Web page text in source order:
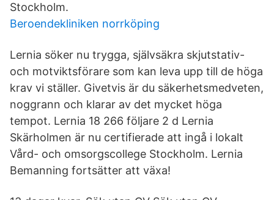
Stockholm.
Beroendekliniken norrköping
Lernia söker nu trygga, självsäkra skjutstativ-
och motviktsförare som kan leva upp till de höga
krav vi ställer. Givetvis är du säkerhetsmedveten,
noggrann och klarar av det mycket höga
tempot. Lernia 18 266 följare 2 d Lernia
Skärholmen är nu certifierade att ingå i lokalt
Vård- och omsorgscollege Stockholm. Lernia
Bemanning fortsätter att växa!